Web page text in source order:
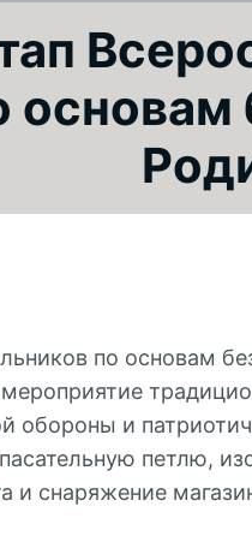
по основам
и
петлю,
и снаряжение